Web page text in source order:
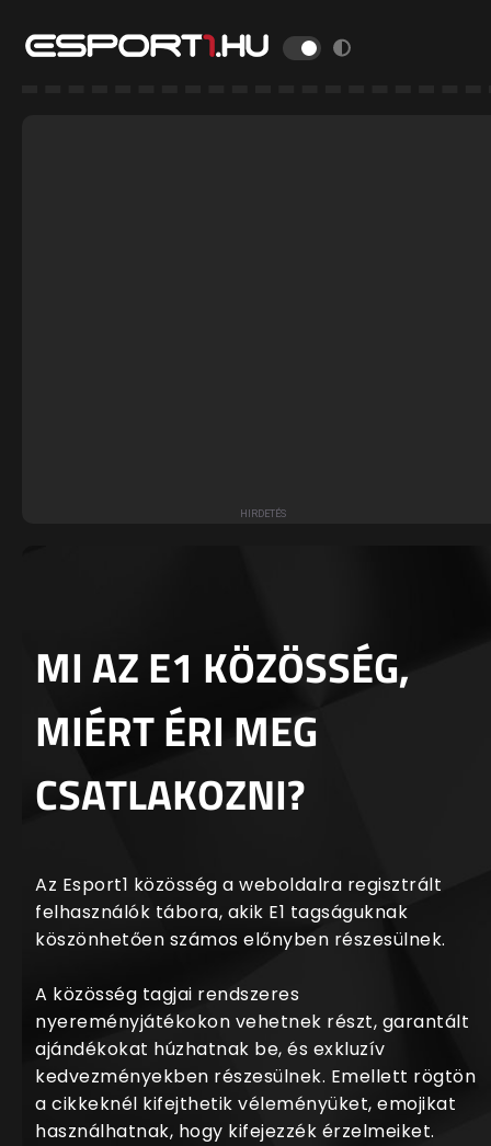
MI AZ E1 KÖZÖSSÉG,
MIÉRT ÉRI MEG
CSATLAKOZNI?
Az Esport1 közösség a weboldalra regisztrált
felhasználók tábora, akik E1 tagságuknak
köszönhetően számos előnyben részesülnek.
A közösség tagjai rendszeres
nyereményjátékokon vehetnek részt, garantált
ajándékokat húzhatnak be, és exkluzív
kedvezményekben részesülnek. Emellett rögtön
a cikkeknél kifejthetik véleményüket, emojikat
használhatnak, hogy kifejezzék érzelmeiket.